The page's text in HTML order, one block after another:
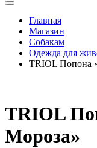
Главная
Магазин
Собакам
Одежда для
TRIOL Попона
TRIOL
Мороза»